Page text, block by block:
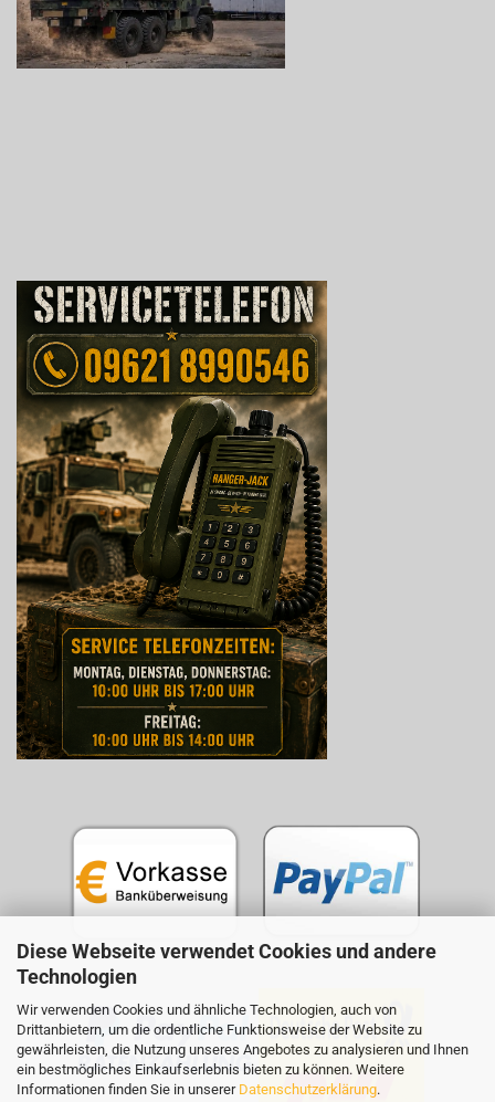
Diese Webseite verwendet Cookies und andere
Technologien
Wir verwenden Cookies und ähnliche Technologien, auch von
Drittanbietern, um die ordentliche Funktionsweise der Website zu
gewährleisten, die Nutzung unseres Angebotes zu analysieren und Ihnen
ein bestmögliches Einkaufserlebnis bieten zu können. Weitere
Informationen finden Sie in unserer Datenschutzerklärung.